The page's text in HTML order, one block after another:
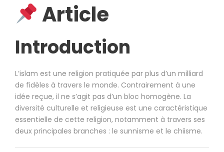
Article
Introduction
L’islam est une religion pratiquée par plus d’un milliard
de fidèles à travers le monde. Contrairement à une
idée reçue, il ne s’agit pas d’un bloc homogène. La
diversité culturelle et religieuse est une caractéristique
essentielle de cette religion, notamment à travers ses
deux principales branches : le sunnisme et le chiisme.